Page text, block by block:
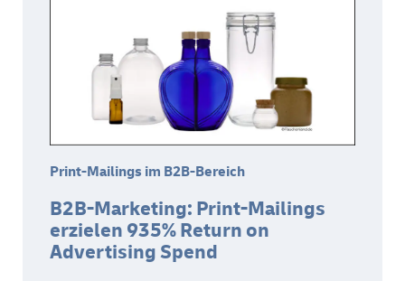
Print-Mailings im B2B-Bereich
B2B-Marketing: Print-Mailings
erzielen 935% Return on
Advertising Spend